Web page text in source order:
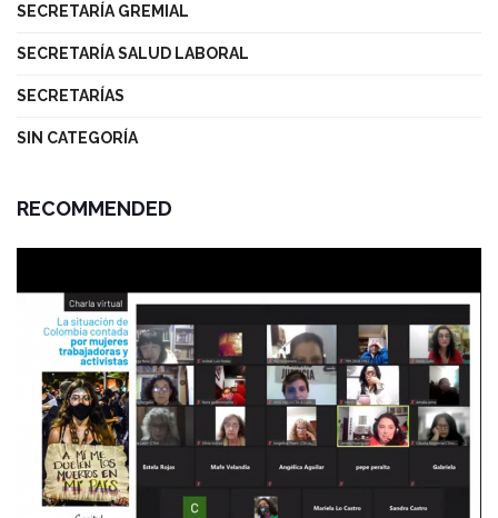
SECRETARÍA GREMIAL
SECRETARÍA SALUD LABORAL
SECRETARÍAS
SIN CATEGORÍA
RECOMMENDED